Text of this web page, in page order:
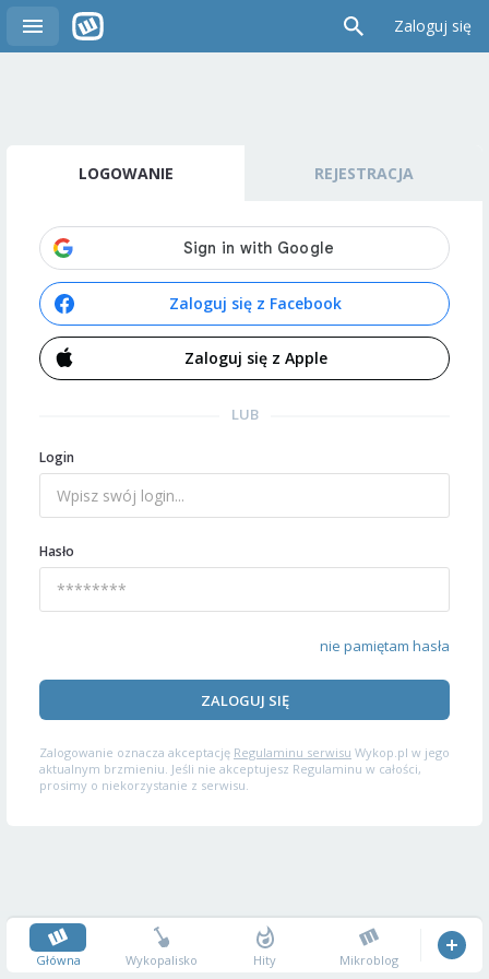
Zaloguj się
LOGOWANIE REJESTRACJA
Zaloguj się z Facebook
Zaloguj się z Apple
LUB
Login
Hasło
nie pamiętam hasła
ZALOGUJ SIĘ
Zalogowanie oznacza akceptację Regulaminu serwisu Wykop.pl w jego
aktualnym brzmieniu. Jeśli nie akceptujesz Regulaminu w całości,
prosimy o niekorzystanie z serwisu.
Główna Wykopalisko Hity Mikroblog